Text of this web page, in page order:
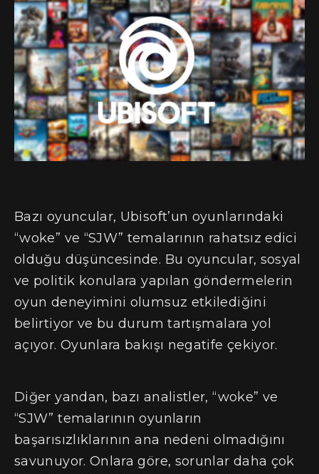
Bazı oyuncular, Ubisoft’un oyunlarındaki
“woke” ve “SJW” temalarının rahatsız edici
olduğu düşüncesinde. Bu oyuncular, sosyal
ve politik konulara yapılan göndermelerin
oyun deneyimini olumsuz etkilediğini
belirtiyor ve bu durum tartışmalara yol
açıyor. Oyunlara bakışı negatife çekiyor.
Diğer yandan, bazı analistler, “woke” ve
“SJW” temalarının oyunların
başarısızlıklarının ana nedeni olmadığını
savunuyor. Onlara göre, sorunlar daha çok